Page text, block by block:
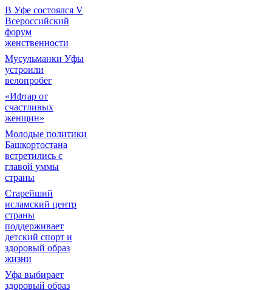
В Уфе состоялся V
Всероссийский
форум
женственности
Мусульманки Уфы
устроили
велопробег
«Ифтар от
счастливых
женщин»
Молодые политики
Башкортостана
встретились с
главой уммы
страны
Старейший
исламский центр
страны
поддерживает
детский спорт и
здоровый образ
жизни
Уфа выбирает
здоровый образ